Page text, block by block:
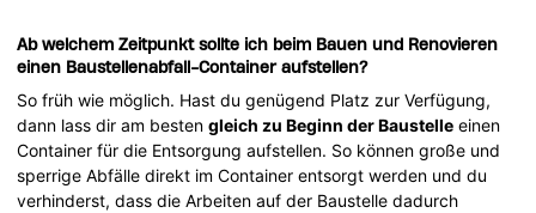
Ab welchem Zeitpunkt sollte ich beim Bauen und Renovieren
einen Baustellenabfall-Container aufstellen?
So früh wie möglich. Hast du genügend Platz zur Verfügung,
dann lass dir am bestengleich zu Beginn der Baustelle einen
Container für die Entsorgung aufstellen. So können große und
sperrige Abfälle direkt im Container entsorgt werden und du
verhinderst, dass die Arbeiten auf der Baustelle dadurch